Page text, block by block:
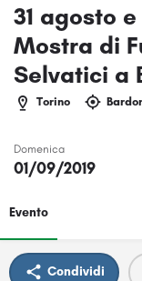
31 agosto
Mostra di
Selvatici a
Torino
Domenica
01/09/2019
Evento
Condividi